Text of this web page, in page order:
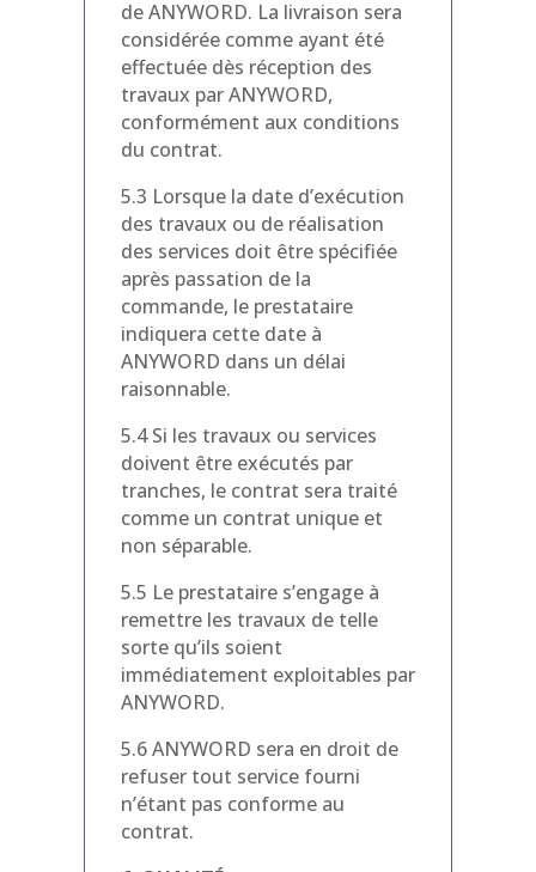
de ANYWORD. La livraison sera
considérée comme ayant été
effectuée dès réception des
travaux par ANYWORD,
conformément aux conditions
du contrat.
5.3 Lorsque la date d’exécution
des travaux ou de réalisation
des services doit être spécifiée
après passation de la
commande, le prestataire
indiquera cette date à
ANYWORD dans un délai
raisonnable.
5.4 Si les travaux ou services
doivent être exécutés par
tranches, le contrat sera traité
comme un contrat unique et
non séparable.
5.5 Le prestataire s’engage à
remettre les travaux de telle
sorte qu’ils soient
immédiatement exploitables par
ANYWORD.
5.6 ANYWORD sera en droit de
refuser tout service fourni
n’étant pas conforme au
contrat.